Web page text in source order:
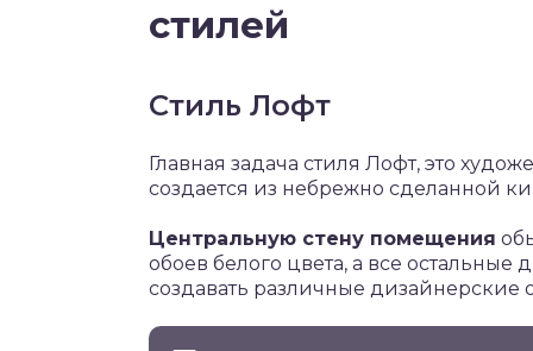
стилей
Стиль Лофт
Главная задача стиля Лофт, это
создается из небрежно сделанной
Центральную стену помещения
обоев белого цвета, а все
создавать различные дизайнерские